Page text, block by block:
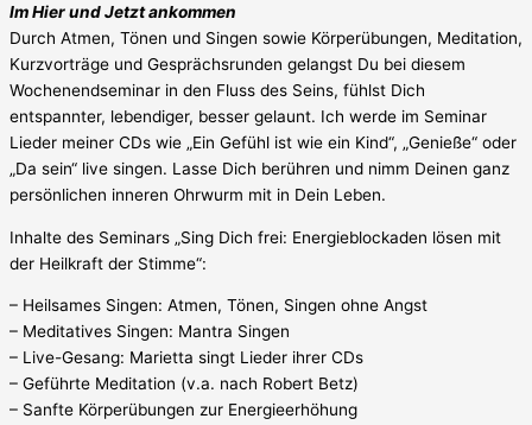
Im Hier und Jetzt ankommen
Durch Atmen, Tönen und Singen sowie Körperübungen, Meditation,
Kurzvorträge und Gesprächsrunden gelangst Du bei diesem
Wochenendseminar in den Fluss des Seins, fühlst Dich
entspannter, lebendiger, besser gelaunt. Ich werde im Seminar
Lieder meiner CDs wie „Ein Gefühl ist wie ein Kind“, „Genieße“ oder
„Da sein“ live singen. Lasse Dich berühren und nimm Deinen ganz
persönlichen inneren Ohrwurm mit in Dein Leben.
Inhalte des Seminars „Sing Dich frei: Energieblockaden lösen mit
der Heilkraft der Stimme“:
– Heilsames Singen: Atmen, Tönen, Singen ohne Angst
– Meditatives Singen: Mantra Singen
– Live-Gesang: Marietta singt Lieder ihrer CDs
– Geführte Meditation (v.a. nach Robert Betz)
– Sanfte Körperübungen zur Energieerhöhung